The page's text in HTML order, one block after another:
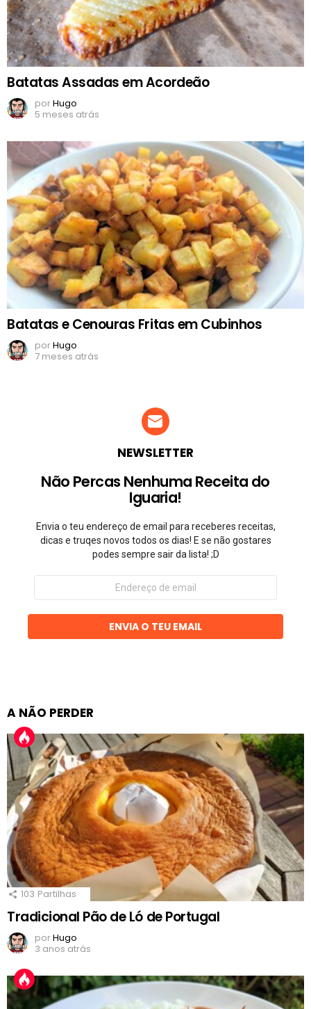
Batatas Assadas em Acordeão
porHugo
5 meses atrás
Batatas e Cenouras Fritas em Cubinhos
porHugo
7 meses atrás
NEWSLETTER
Não Percas Nenhuma Receita do
Iguaria!
Envia o teu endereço de email para receberes receitas,
dicas e truqes novos todos os dias! E se não gostares
podes sempre sair da lista! ;D
Endereço
email
ENVIA O TEU EMAIL
A NÃO PERDER
103 Partilhas
Tradicional Pão de Ló de Portugal
porHugo
3 anos atrás